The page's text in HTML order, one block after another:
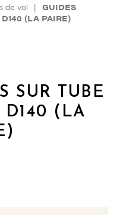
de vol | GUIDES
(LA PAIRE)
SUR TUBE
D140 (LA